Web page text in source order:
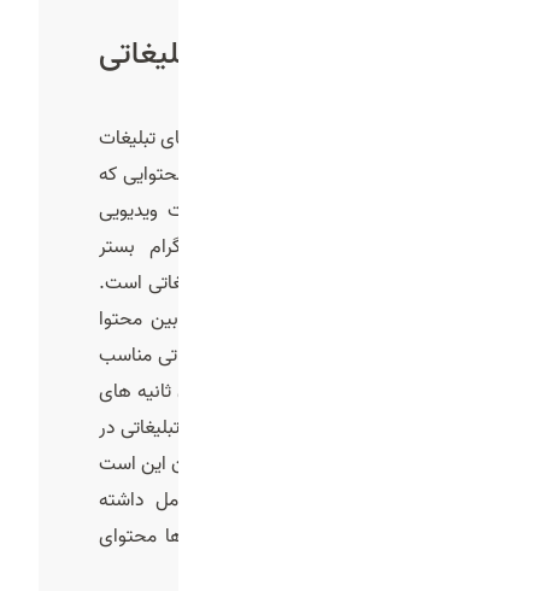
ساخت تیزر تبلیغاتی
اینستاگرام یکی از مهم ترین بستر های تبلیغات
و بازاریابی دیجیتال می‌باشد. اکثر محتوایی که
در اینستاگرام وجود دارد به صورت ویدیویی
می‌باشد به همین دلیل اینستاگرام بستر
مناسبی برای انتشار ویدیو های تبلیغاتی است.
مخاطبان در اینستاگرام به سرعت بین محتوا
ها جا به جا می‌شوند. یک تیزر تبلیغاتی مناسب
باید کوتاه و جذاب باشد تا در همان ثانیه های
اول کاربر را متوقف کند. انتشار تیزر تبلیغاتی در
اینستاگرام مزیت دیگری نیز دارد و آن این است
که می‌توانید با مخاطبان خود تعامل داشته
باشید و با استفاده از نظرات آن ها محتوای